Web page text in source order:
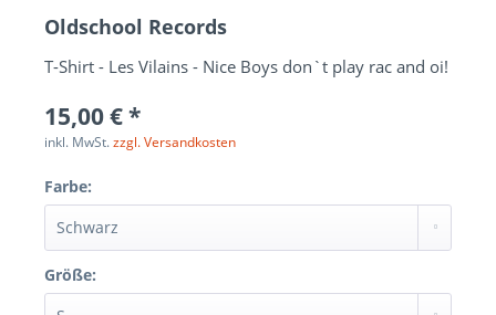
Oldschool Records
T-Shirt - Les Vilains - Nice Boys don`t play rac and oi!
15,00 € *
inkl. MwSt.zzgl. Versandkosten
Farbe:
Größe: